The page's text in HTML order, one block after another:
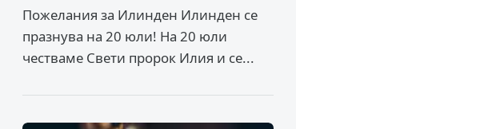
Пожелания за Илинден Илинден се
празнува на 20 юли! На 20 юли
честваме Свети пророк Илия и се...